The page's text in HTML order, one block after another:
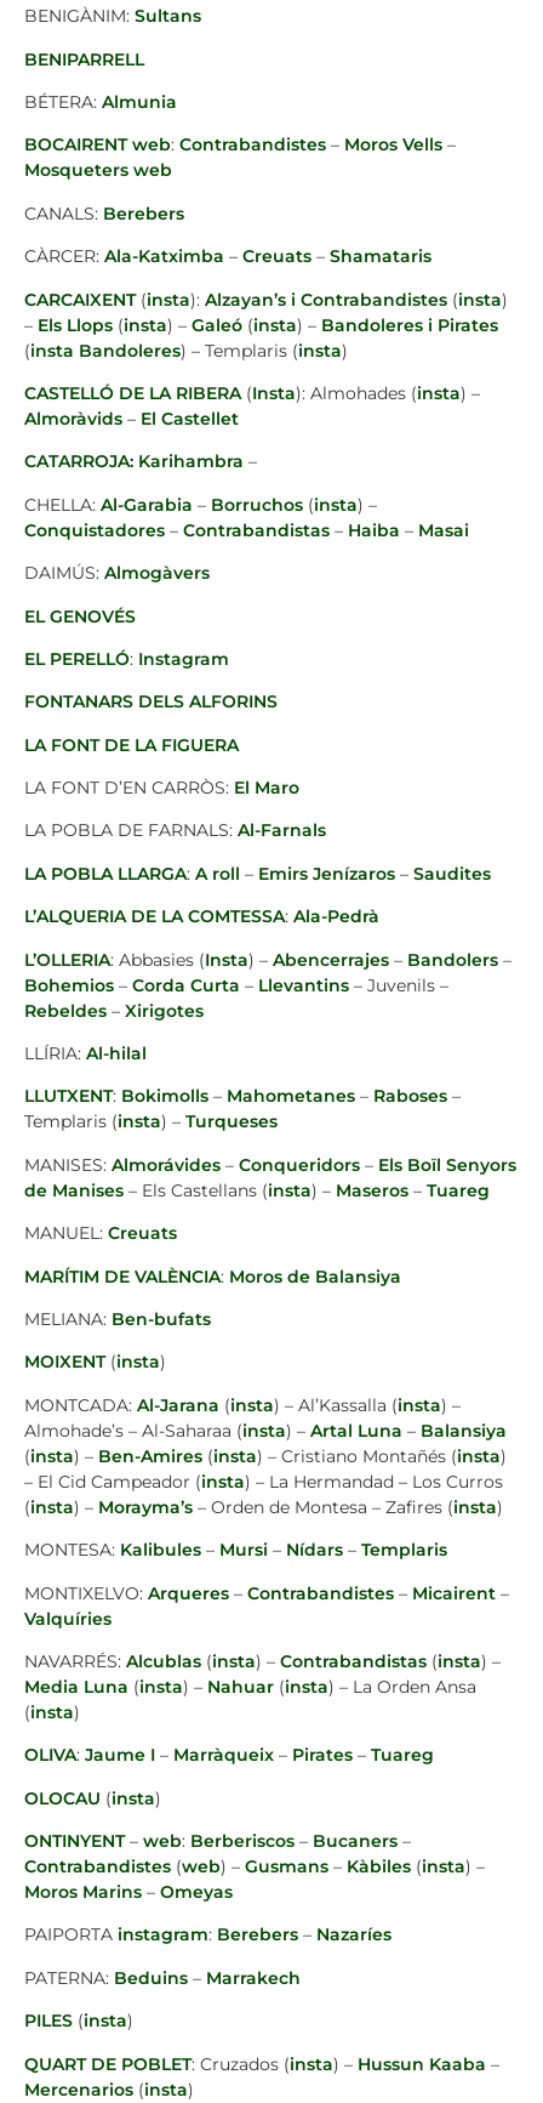
BENIGÀNIM: Sultans
BENIPARRELL
BÉTERA: Almunia
BOCAIRENT web: Contrabandistes – Moros Vells –
Mosqueters web
CANALS: Berebers
CÀRCER: Ala-Katximba – Creuats – Shamataris
CARCAIXENT(insta): Alzayan’s i Contrabandistes (insta)
– Els Llops (insta) – Galeó (insta) – Bandoleres i Pirates
(insta Bandoleres) – Templaris (insta)
CASTELLÓ DE LA RIBERA(Insta): Almohades (insta) –
Almoràvids – El Castellet
CATARROJA: Karihambra –
CHELLA: Al-Garabia – Borruchos (insta) –
Conquistadores – Contrabandistas – Haiba – Masai
DAIMÚS: Almogàvers
EL GENOVÉS
EL PERELLÓ: Instagram
FONTANARS DELS ALFORINS
LA FONT DE LA FIGUERA
LA FONT D’EN CARRÒS: El Maro
LA POBLA DE FARNALS: Al-Farnals
LA POBLA LLARGA: A roll – Emirs Jenízaros – Saudites
L’ALQUERIA DE LA COMTESSA: Ala-Pedrà
L’OLLERIA: Abbasies (Insta) – Abencerrajes – Bandolers –
Bohemios – Corda Curta – Llevantins – Juvenils –
Rebeldes – Xirigotes
LLÍRIA: Al-hilal
LLUTXENT: Bokimolls – Mahometanes – Raboses –
Templaris (insta) – Turqueses
MANISES: Almorávides – Conqueridors – Els Boïl Senyors
de Manises – Els Castellans (insta) – Maseros – Tuareg
MANUEL: Creuats
MARÍTIM DE VALÈNCIA: Moros de Balansiya
MELIANA: Ben-bufats
MOIXENT(insta)
MONTCADA: Al-Jarana (insta) – Al’Kassalla (insta) –
Almohade’s – Al-Saharaa (insta) – Artal Luna – Balansiya
(insta) – Ben-Amires (insta) – Cristiano Montañés (insta)
– El Cid Campeador (insta) – La Hermandad – Los Curros
(insta) – Morayma’s – Orden de Montesa – Zafires (insta)
MONTESA: Kalibules – Mursi – Nídars – Templaris
MONTIXELVO: Arqueres – Contrabandistes – Micairent –
Valquíries
NAVARRÉS: Alcublas (insta) – Contrabandistas (insta) –
Media Luna (insta) – Nahuar (insta) – La Orden Ansa
(insta)
OLIVA: Jaume I – Marràqueix – Pirates – Tuareg
OLOCAU (insta)
ONTINYENT– web: Berberiscos – Bucaners –
Contrabandistes (web) – Gusmans – Kàbiles (insta) –
Moros Marins – Omeyas
PAIPORTA instagram: Berebers – Nazaríes
PATERNA: Beduins – Marrakech
PILES (insta)
QUART DE POBLET: Cruzados (insta) – Hussun Kaaba –
Mercenarios (insta)